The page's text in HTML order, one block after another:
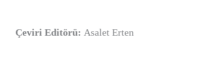
Çeviri Editörü: Asalet Erten